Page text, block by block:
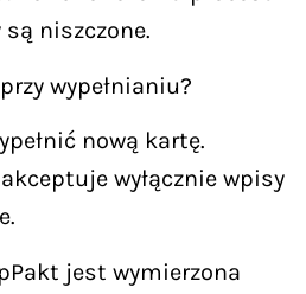
niszczone.
wypełnianiu?
nową kartę.
wyłącznie wpisy
jest wymierzona